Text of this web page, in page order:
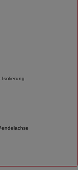
Isolierung